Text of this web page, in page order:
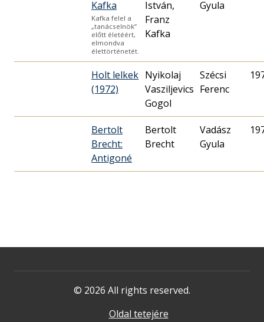
Kafka
Kafka felel a
„tanácselnök”
előtt életéért,
elmondva
élettörténetét.
István,
Franz
Kafka
Gyula
Holt lelkek
(1972)
Nyikolaj
Vasziljevics
Gogol
Szécsi
Ferenc
Bertolt
Brecht:
Antigoné
Bertolt
Brecht
Vadász
Gyula
© 2026 All rights reserved.
Oldal tetejére